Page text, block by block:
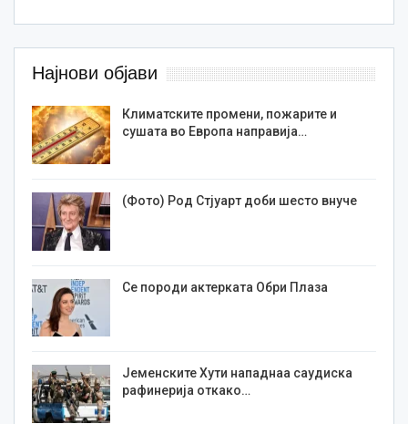
Најнови објави
Климатските промени, пожарите и
сушата во Европа направија…
(Фото) Род Стјуарт доби шесто внуче
Се породи актерката Обри Плаза
Јеменските Хути нападнаа саудиска
рафинерија откако…